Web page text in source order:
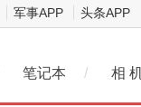
军事APP 头条APP
笔记本 / 相